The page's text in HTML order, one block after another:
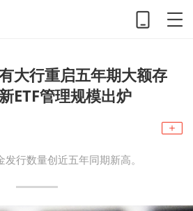
大行重启五年期大额存
ETF管理规模出炉
发行数量创近五年同期新高。